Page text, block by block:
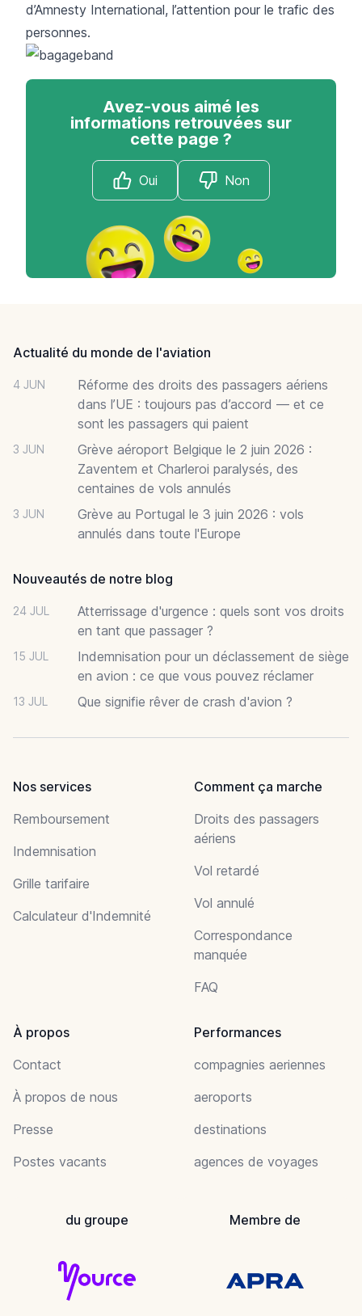
d’Amnesty International, l’attention pour le trafic des
personnes.
Avez-vous aimé les
informations retrouvées sur
cette page ?
Oui Non
Actualité du monde de l'aviation
4 JUN
Réforme des droits des passagers aériens
dans l’UE : toujours pas d’accord — et ce
sont les passagers qui paient
3 JUN
Grève aéroport Belgique le 2 juin 2026 :
Zaventem et Charleroi paralysés, des
centaines de vols annulés
3 JUN
Grève au Portugal le 3 juin 2026 : vols
annulés dans toute l'Europe
Nouveautés de notre blog
24 JUL
Atterrissage d'urgence : quels sont vos droits
en tant que passager ?
15 JUL
Indemnisation pour un déclassement de siège
en avion : ce que vous pouvez réclamer
13 JUL Que signifie rêver de crash d'avion ?
Nos services
Remboursement
Indemnisation
Grille tarifaire
Calculateur d'Indemnité
Comment ça marche
Droits des passagers
aériens
Vol retardé
Vol annulé
Correspondance
manquée
FAQ
À propos
Contact
À propos de nous
Presse
Postes vacants
Performances
compagnies aeriennes
aeroports
destinations
agences de voyages
du groupe Membre de